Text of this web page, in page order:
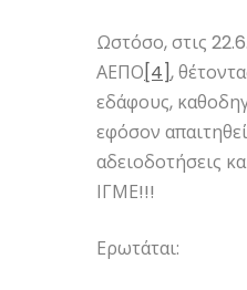
Ωστόσο, στις
ΑΕΠΟ[4],
εδάφους,
εφόσον
αδειοδοτήσεις
ΙΓΜΕ!!!
Ερωτάται: